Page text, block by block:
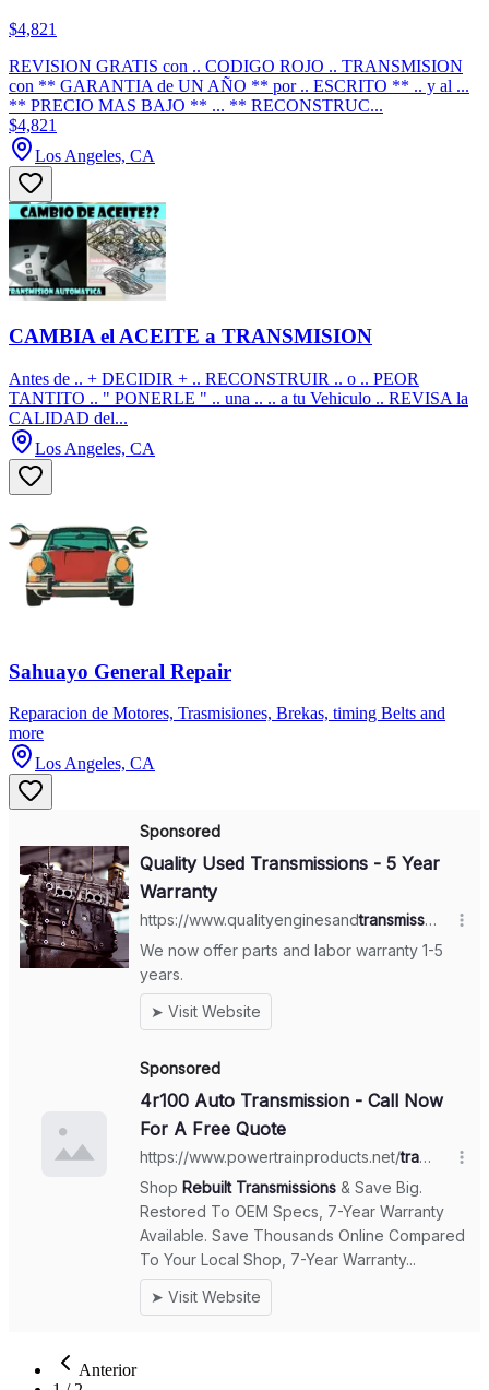
$4,821
REVISION GRATIS con .. CODIGO ROJO .. TRANSMISION
con ** GARANTIA de UN AÑO ** por .. ESCRITO ** .. y al ...
** PRECIO MAS BAJO ** ... ** RECONSTRUC...
$4,821
Los Angeles, CA
CAMBIA el ACEITE a TRANSMISION
Antes de .. + DECIDIR + .. RECONSTRUIR .. o .. PEOR
TANTITO .. " PONERLE " .. una .. .. a tu Vehiculo .. REVISA la
CALIDAD del...
Los Angeles, CA
Sahuayo General Repair
Reparacion de Motores, Trasmisiones, Brekas, timing Belts and
more
Los Angeles, CA
Anterior